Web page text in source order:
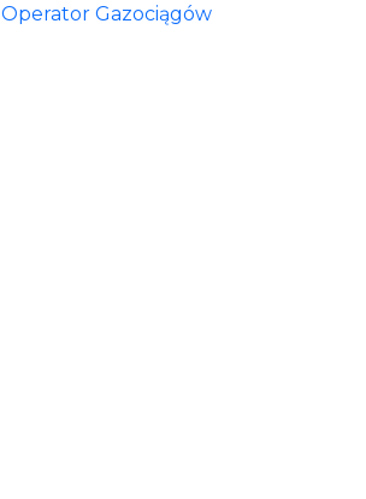
Operator Gazociągów